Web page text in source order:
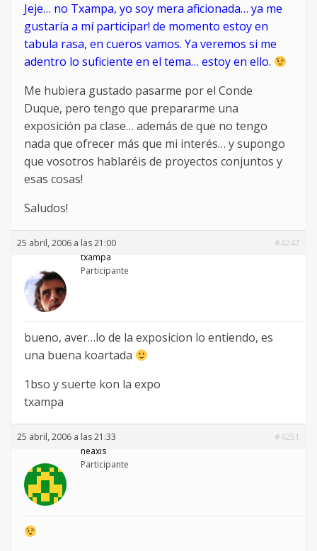
Jeje… no Txampa, yo soy mera aficionada… ya me
gustaría a mí participar! de momento estoy en
tabula rasa, en cueros vamos. Ya veremos si me
adentro lo suficiente en el tema… estoy en ello.
Me hubiera gustado pasarme por el Conde
Duque, pero tengo que prepararme una
exposición pa clase… además de que no tengo
nada que ofrecer más que mi interés… y supongo
que vosotros hablaréis de proyectos conjuntos y
esas cosas!
Saludos!
25 abril, 2006 a las 21:00
#4247
txampa
Participante
bueno, aver…lo de la exposicion lo entiendo, es
una buena koartada
1bso y suerte kon la expo
txampa
25 abril, 2006 a las 21:33
#4251
neaxis
Participante